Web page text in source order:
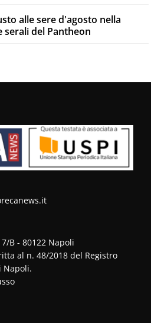
alle sere d'agosto nella
del Pantheon
B - 80122 Napoli
al n. 48/2018 del Registro
Napoli.